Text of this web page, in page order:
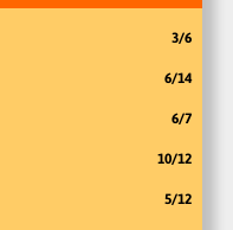
3/6
6/14
6/7
10/12
5/12